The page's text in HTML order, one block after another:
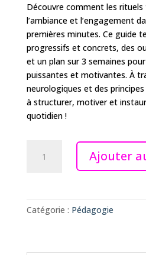
Découvre comment les
l’ambiance et l’engagement
premières minutes. Ce guide
progressifs et concrets, des
et un plan sur 3 semaines
puissantes et motivantes. À
neurologiques et des
à structurer, motiver et
quotidien !
magnétiques
-
Ajouter
Catégorie : Pédagogie